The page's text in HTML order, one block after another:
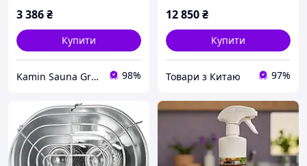
3 386₴
Купити
Kamin Sauna Group - каміни, печі, сауни, бані, хамами, барбекю та грилі. 98%
використовуватис
12 850₴
Купити
Товари з Китаю 97%